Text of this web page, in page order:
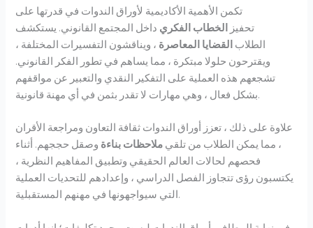
تكمن الأهمية الأكاديمية لأوراق الندوات في قدرتها على
تحفيز الخطاب الفكري داخل المجتمع القانوني. يستكشف
الطلاب القضايا المعاصرة ، ويناقشون التفسيرات المختلفة ،
ويقترحون حلولا مبتكرة ، مما يساهم في تطور الفكر القانوني.
تشجعهم هذه العملية على التفكير النقدي والتعبير عن مواقفهم
بشكل فعال ، وهي مهارات لا تقدر بثمن في أي مهنة قانونية.
علاوة على ذلك ، تعزز أوراق الندوات ثقافة التعاون ومراجعة الأقران
، مما يمكن الطلاب من تلقي ملاحظات بناءة وصقل حججهم. أثناء
فحصهم لحالات العالم الحقيقي وتطبيق المفاهيم النظرية ،
يكتسبون رؤى تتجاوز الفصل الدراسي ، وإعدادهم للتحديات العملية
التي سيواجهونها في مهنهم المستقبلية.